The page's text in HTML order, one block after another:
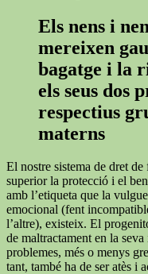
Els nens i
mereixen
bagatge i la
els seus dos
respectius
materns
El nostre sistema de dret
superior la protecció i el
amb l’etiqueta que la
emocional (fent
l’altre), existeix. El
de maltractament en la
problemes, més o menys
tant, també ha de ser atès i